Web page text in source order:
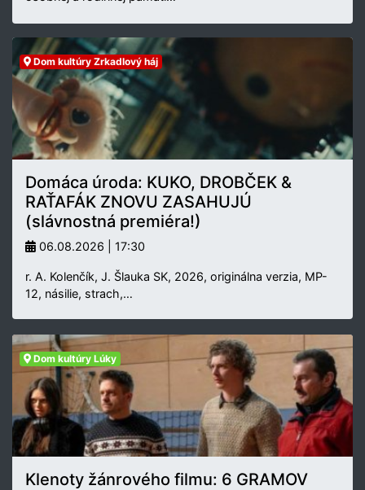
Dom kultúry Zrkadlový háj
Domáca úroda: KUKO, DROBČEK &
RAŤAFÁK ZNOVU ZASAHUJÚ
(slávnostná premiéra!)
06.08.2026 | 17:30
r. A. Kolenčík, J. Šlauka SK, 2026, originálna verzia, MP-
12, násilie, strach,…
Dom kultúry Lúky
Klenoty žánrového filmu: 6 GRAMOV